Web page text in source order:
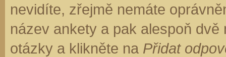
nevidíte, zřejmě nemáte
název ankety a pak alespoň
otázky a klikněte na Přidat